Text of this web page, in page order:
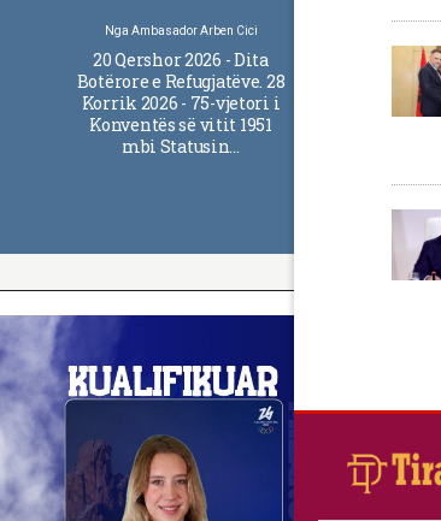
Nga Ambasador Arben Cici
20 Qershor 2026 - Dita
Botërore e Refugjatëve. 28
Korrik 2026 - 75-vjetori i
Konventës së vitit 1951
mbi Statusin…